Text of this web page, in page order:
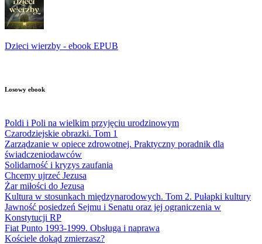
Dzieci wierzby - ebook EPUB
Losowy ebook
Poldi i Poli na wielkim przyjęciu urodzinowym
Czarodziejskie obrazki. Tom 1
Zarządzanie w opiece zdrowotnej. Praktyczny poradnik dla
świadczeniodawców
Solidarność i kryzys zaufania
Chcemy ujrzeć Jezusa
Żar miłości do Jezusa
Kultura w stosunkach międzynarodowych. Tom 2. Pułapki kultury
Jawność posiedzeń Sejmu i Senatu oraz jej ograniczenia w
Konstytucji RP
Fiat Punto 1993-1999. Obsługa i naprawa
Kościele dokąd zmierzasz?